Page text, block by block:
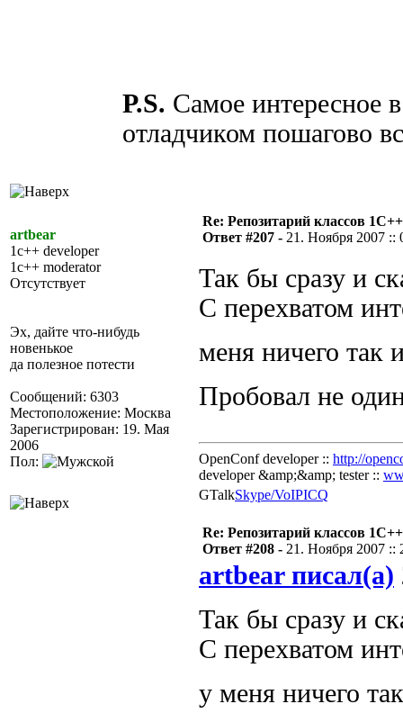
P.S. Самое интересное
отладчиком пошагово
artbear
1c++ developer
1c++ moderator
Отсутствует
Эх, дайте что-нибудь
новенькое
да полезное потести
Сообщений: 6303
Местоположение: Москва
Зарегистрирован: 19. Мая
2006
Пол:
Re: Репозитарий классов
Ответ #207 - 21. Ноября 2007 ::
Так бы сразу и
C перехватом
меня ничего так
Пробовал не
OpenConf developer :: http://
developer &amp;&amp; tester ::
GTalkSkype/VoIPICQ
Re: Репозитарий классов
Ответ #208 - 21. Ноября 2007 ::
artbear писал(а)
Так бы сразу и
C перехватом
у меня ничего